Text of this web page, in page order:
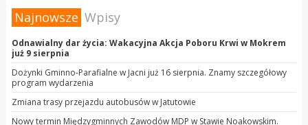
Najnowsze Wpisy
Odnawialny dar życia: Wakacyjna Akcja Poboru Krwi w Mokrem
już 9 sierpnia
Dożynki Gminno-Parafialne w Jacni już 16 sierpnia. Znamy szczegółowy
program wydarzenia
Zmiana trasy przejazdu autobusów w Jatutowie
Nowy termin Międzygminnych Zawodów MDP w Stawie Noakowskim.